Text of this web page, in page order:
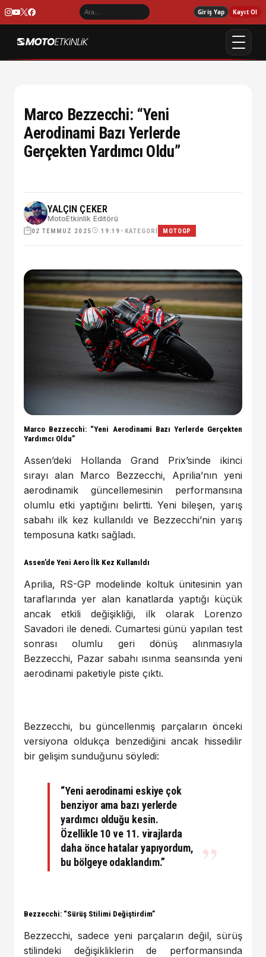
Giriş Yap Kayıt Ol
Marco Bezzecchi: “Yeni
Aerodinami Bazı Yerlerde
Gerçekten Yardımcı Oldu”
YALÇIN ÇEKER
MotoEtkinlik Editörü
02 TEMMUZ 2025 19:19 • KATEGORI MOTOGP
Marco Bezzecchi: “Yeni Aerodinami Bazı Yerlerde Gerçekten
Yardımcı Oldu”
Assen’deki Hollanda Grand Prix’sinde ikinci
sırayı alan Marco Bezzecchi, Aprilia’nın yeni
aerodinamik güncellemesinin performansına
olumlu etki yaptığını belirtti. Yeni bileşen, yarış
sabahı ilk kez kullanıldı ve Bezzecchi’nin yarış
temposuna katkı sağladı.
Assen’de Yeni Aero İlk Kez Kullanıldı
Aprilia, RS-GP modelinde koltuk ünitesinin yan
taraflarında yer alan kanatlarda yaptığı küçük
ancak etkili değişikliği, ilk olarak Lorenzo
Savadori ile denedi. Cumartesi günü yapılan test
sonrası olumlu geri dönüş alınmasıyla
Bezzecchi, Pazar sabahı ısınma seansında yeni
aerodinami paketiyle piste çıktı.
Bezzecchi, bu güncellenmiş parçaların önceki
versiyona oldukça benzediğini ancak hissedilir
bir gelişim sunduğunu söyledi:
“Yeni aerodinami eskiye çok
benziyor ama bazı yerlerde
yardımcı olduğu kesin.
Özellikle 10 ve 11. virajlarda
daha önce hatalar yapıyordum,
bu bölgeye odaklandım.”
Bezzecchi: “Sürüş Stilimi Değiştirdim”
Bezzecchi, sadece yeni parçaların değil, sürüş
stilindeki değişikliklerin de performansında